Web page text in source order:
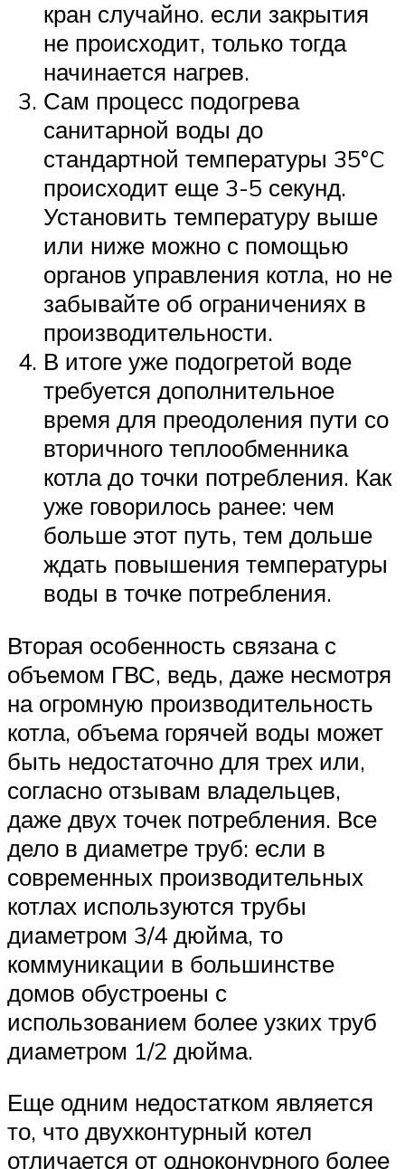
кран случайно. если закрытия
не происходит, только тогда
начинается нагрев.
Сам процесс подогрева
санитарной воды до
стандартной температуры 35°C
происходит еще 3-5 секунд.
Установить температуру выше
или ниже можно с помощью
органов управления котла, но не
забывайте об ограничениях в
производительности.
В итоге уже подогретой воде
требуется дополнительное
время для преодоления пути со
вторичного теплообменника
котла до точки потребления. Как
уже говорилось ранее: чем
больше этот путь, тем дольше
ждать повышения температуры
воды в точке потребления.
Вторая особенность связана с
объемом ГВС, ведь, даже несмотря
на огромную производительность
котла, объема горячей воды может
быть недостаточно для трех или,
согласно отзывам владельцев,
даже двух точек потребления. Все
дело в диаметре труб: если в
современных производительных
котлах используются трубы
диаметром 3/4 дюйма, то
коммуникации в большинстве
домов обустроены с
использованием более узких труб
диаметром 1/2 дюйма.
Еще одним недостатком является
то, что двухконтурный котел
отличается от одноконурного более